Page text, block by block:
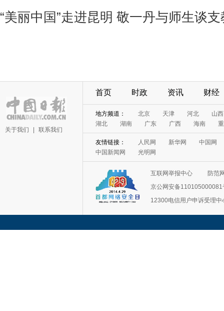
“美丽中国”走进昆明 敬一丹与师生谈
关于我们 联系我们
首页 时政 资讯 财经
地方频道： 北京 天津 河北
山西
湖北
湖南 广东 广西 海南
友情链接： 人民网 新华网
中国网
中国新闻网
光明网
互联网举报中心
防范
京公网安备110105000081
12300电信用户申诉受理中